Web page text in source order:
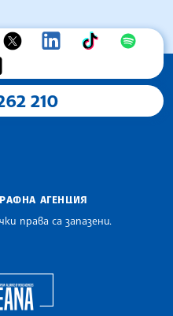
210
АГЕНЦИЯ
права са запазени.
of the Balkan News Agencies